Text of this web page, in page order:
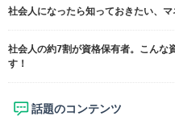
社会人になったら知っておきたい、
社会人の約7割が資格保有者。こん
す！
話題のコンテンツ